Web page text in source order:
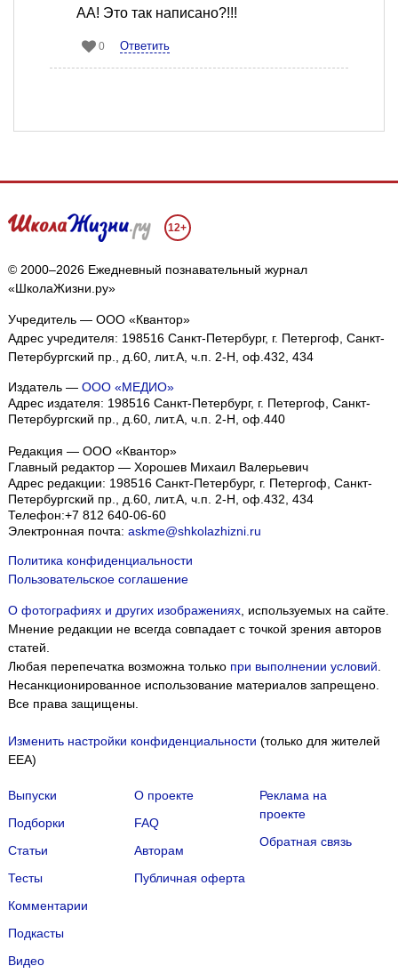
АА! Это так написано?!!!
0 Ответить
12+
© 2000–2026 Ежедневный познавательный журнал
«ШколаЖизни.ру»
Учредитель — ООО «Квантор»
Адрес учредителя: 198516 Санкт-Петербург, г. Петергоф, Санкт-
Петербургский пр., д.60, лит.А, ч.п. 2-Н, оф.432, 434
Издатель — ООО «МЕДИО»
Адрес издателя: 198516 Санкт-Петербург, г. Петергоф, Санкт-
Петербургский пр., д.60, лит.А, ч.п. 2-Н, оф.440
Редакция — ООО «Квантор»
Главный редактор — Хорошев Михаил Валерьевич
Адрес редакции: 198516 Санкт-Петербург, г. Петергоф Санкт-
Петербургский пр., д.60, лит.А, ч.п. 2-Н, оф.432, 434
Телефон:+7 812 640-06-60
Электронная почта: askme@shkolazhizni.ru
Политика конфиденциальности
Пользовательское соглашение
О фотографиях и других изображениях, используемых на сайте.
Мнение редакции не всегда совпадает с точкой зрения авторов
статей.
Любая перепечатка возможна только при выполнении условий
Несанкционированное использование материалов запрещено.
Все права защищены.
Изменить настройки конфиденциальности (только для жителей
EEA)
Выпуски
Подборки
Статьи
Тесты
Комментарии
Подкасты
Видео
О проекте
FAQ
Авторам
Публичная оферта
Реклама на
проекте
Обратная связь